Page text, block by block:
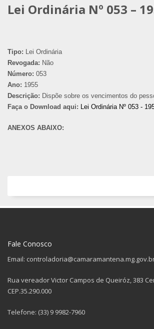
Lei Ordinária Nº 053 –
Tipo: Lei Ordinária
Revogada: Não
Número: 053
Ano: 1955
Descrição: Dispõe sobre os vencimentos do
Faça o Download aqui: Lei Ordinária Nº 053 -
ANEXOS ABAIXO:
Fale Conosco
Email:
Rua vereador Victor Campos de Queiróz, 383
CEP.35.290.000
Telefone: (33) 9 9982-7960